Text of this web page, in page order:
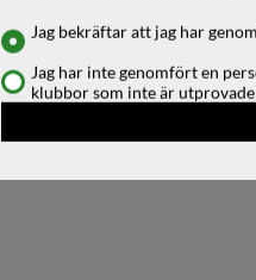
Jag bekräftar att jag har
Jag har inte genomfört en
klubbor som inte är